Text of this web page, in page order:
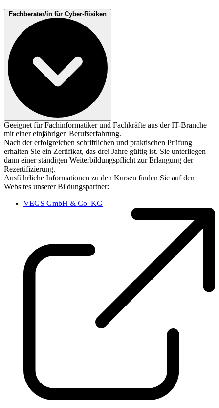
Geeignet für Fachinformatiker und Fachkräfte aus der IT-Branche
mit einer einjährigen Berufserfahrung.
Nach der erfolgreichen schriftlichen und praktischen Prüfung
erhalten Sie ein Zertifikat, das drei Jahre gültig ist. Sie unterliegen
dann einer ständigen Weiterbildungspflicht zur Erlangung der
Rezertifizierung.
Ausführliche Informationen zu den Kursen finden Sie auf den
Websites unserer Bildungspartner:
VEGS GmbH & Co. KG